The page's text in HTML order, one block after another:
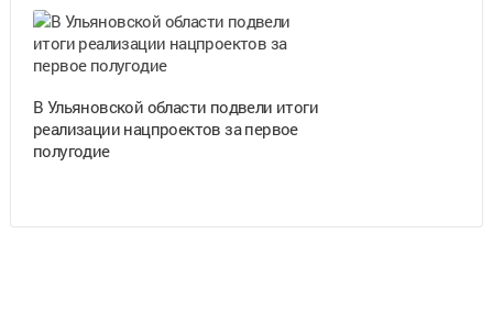
В Ульяновской области подвели итоги
реализации нацпроектов за первое
полугодие